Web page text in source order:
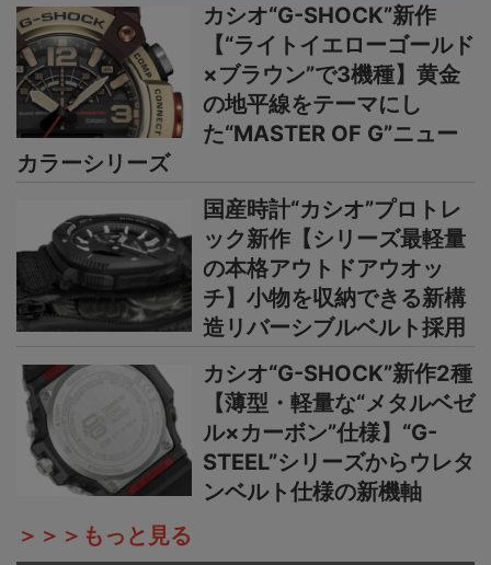
カシオ“G-SHOCK”新作
【“ライトイエローゴールド
×ブラウン”で3機種】黄金
の地平線をテーマにし
た“MASTER OF G”ニュー
カラーシリーズ
国産時計“カシオ”プロトレ
ック新作【シリーズ最軽量
の本格アウトドアウオッ
チ】小物を収納できる新構
造リバーシブルベルト採用
カシオ“G-SHOCK”新作2種
【薄型・軽量な“メタルベゼ
ル×カーボン”仕様】“G-
STEEL”シリーズからウレタ
ンベルト仕様の新機軸
＞＞＞もっと見る